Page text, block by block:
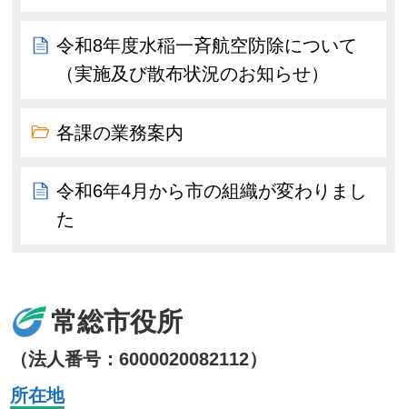
令和8年度水稲一斉航空防除について
（実施及び散布状況のお知らせ）
各課の業務案内
令和6年4月から市の組織が変わりまし
た
常総市役所
（法人番号：6000020082112）
所在地